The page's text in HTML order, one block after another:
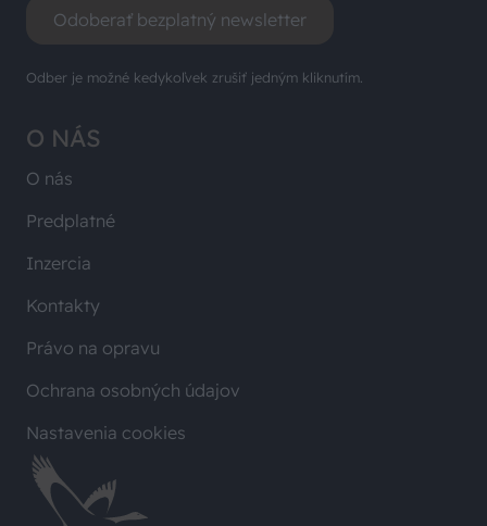
O NÁS
O nás
Predplatné
Inzercia
Kontakty
Právo na opravu
Ochrana osobných údajov
Nastavenia cookies
Odoberať bezplatný newsletter
Odber je možné kedykoľvek zrušiť jedným kliknutím.